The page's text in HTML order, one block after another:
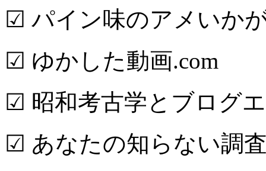
☑ パイン味のアメいか
☑ ゆかした動画.com
☑ 昭和考古学とブログ
☑ あなたの知らない調